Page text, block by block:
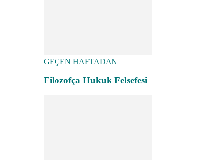
GEÇEN HAFTADAN
Filozofça Hukuk Felsefesi